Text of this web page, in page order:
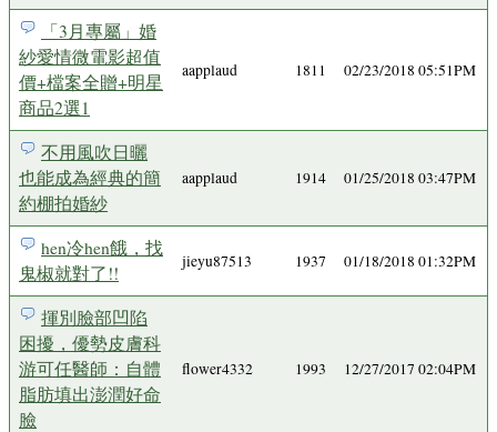
「3月專屬」婚
紗愛情微電影超值
價+檔案全贈+明星
商品2選1
aapplaud 1811 02/23/2018 05:51PM
不用風吹日曬
也能成為經典的簡
約棚拍婚紗
aapplaud 1914 01/25/2018 03:47PM
hen冷hen餓，找
鬼椒就對了!!
jieyu87513 1937 01/18/2018 01:32PM
揮別臉部凹陷
困擾，優勢皮膚科
游可任醫師：自體
脂肪填出澎潤好命
臉
flower4332 1993 12/27/2017 02:04PM